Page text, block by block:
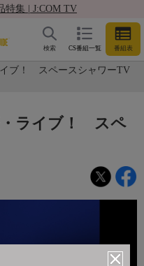
特集 | J:COM TV
CS番組一覧 番組表
検索
ブ！ スペースシャワーTV
・ライブ！ スペ